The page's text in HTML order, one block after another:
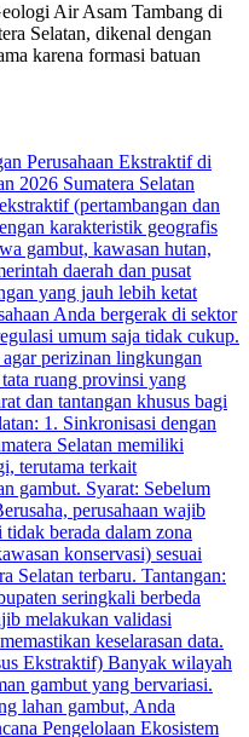
Air Asam Tambang di
Selatan, dikenal dengan
karena formasi batuan